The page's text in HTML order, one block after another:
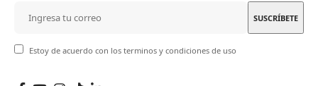
Estoy de acuerdo con los terminos y condiciones de uso